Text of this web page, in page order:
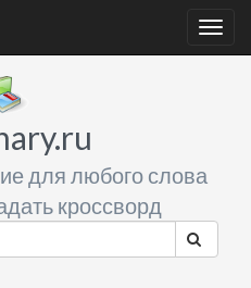
для любого слова
кроссворд